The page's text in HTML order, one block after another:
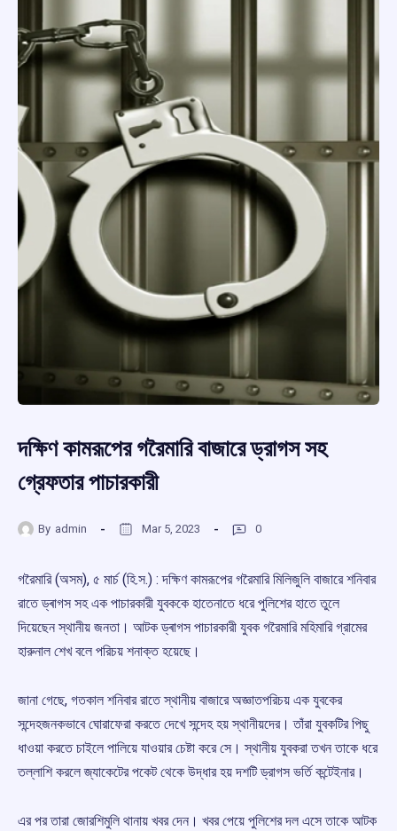
দক্ষিণ কামরূপের গরৈমারি বাজারে ড্রাগস সহ
গ্রেফতার পাচারকারী
By admin Mar 5, 2023 0
গরৈমারি (অসম), ৫ মাৰ্চ (হি.স.) : দক্ষিণ কামরূপের গরৈমারি মিলিজুলি বাজারে শনিবার
রাতে ড্ৰাগস সহ এক পাচারকারী যুবককে হাতেনাতে ধরে পুলিশের হাতে তুলে
দিয়েছেন স্থানীয় জনতা। আটক ড্ৰাগস পাচারকারী যুবক গরৈমারি মহিমারি গ্রামের
হারুনাল শেখ বলে পরিচয় শনাক্ত হয়েছে।
জানা গেছে, গতকাল শনিবার রাতে স্থানীয় বাজারে অজ্ঞাতপরিচয় এক যুবকের
সন্দেহজনকভাবে ঘোরাফেরা করতে দেখে সন্দেহ হয় স্থানীয়দের। তাঁরা যুবকটির পিছু
ধাওয়া করতে চাইলে পালিয়ে যাওয়ার চেষ্টা করে সে। স্থানীয় যুবকরা তখন তাকে ধরে
তল্লাশি করলে জ্যাকেটের পকেট থেকে উদ্ধার হয় দশটি ড্রাগস ভর্তি কন্টেইনার।
এর পর তারা জোরশিমুলি থানায় খবর দেন। খবর পেয়ে পুলিশের দল এসে তাকে আটক